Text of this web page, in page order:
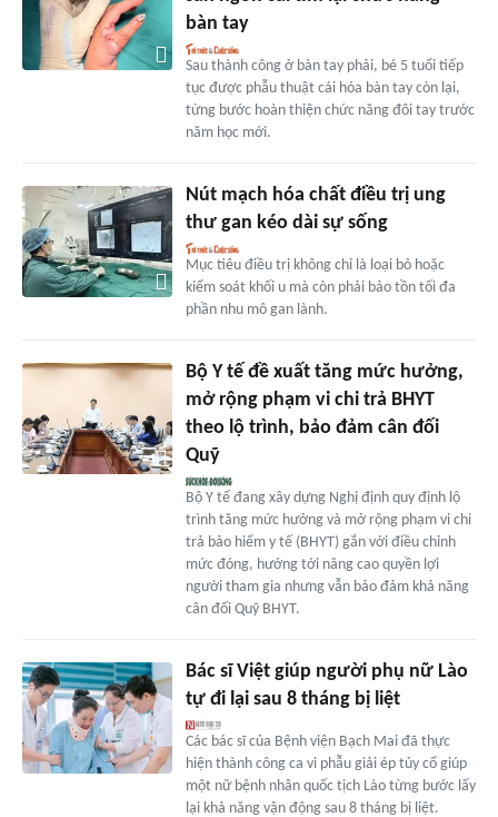
bàn tay
Sau thành công ở bàn tay phải, bé 5 tuổi tiếp
tục được phẫu thuật cái hóa bàn tay còn lại,
từng bước hoàn thiện chức năng đôi tay trước
năm học mới.
Nút mạch hóa chất điều trị ung
thư gan kéo dài sự sống
Mục tiêu điều trị không chỉ là loại bỏ hoặc
kiểm soát khối u mà còn phải bảo tồn tối đa
phần nhu mô gan lành.
Bộ Y tế đề xuất tăng mức hưởng,
mở rộng phạm vi chi trả BHYT
theo lộ trình, bảo đảm cân đối
Quỹ
Bộ Y tế đang xây dựng Nghị định quy định lộ
trình tăng mức hưởng và mở rộng phạm vi chi
trả bảo hiểm y tế (BHYT) gắn với điều chỉnh
mức đóng, hướng tới nâng cao quyền lợi
người tham gia nhưng vẫn bảo đảm khả năng
cân đối Quỹ BHYT.
Bác sĩ Việt giúp người phụ nữ Lào
tự đi lại sau 8 tháng bị liệt
Các bác sĩ của Bệnh viện Bạch Mai đã thực
hiện thành công ca vi phẫu giải ép tủy cổ giúp
một nữ bệnh nhân quốc tịch Lào từng bước lấy
lại khả năng vận động sau 8 tháng bị liệt.